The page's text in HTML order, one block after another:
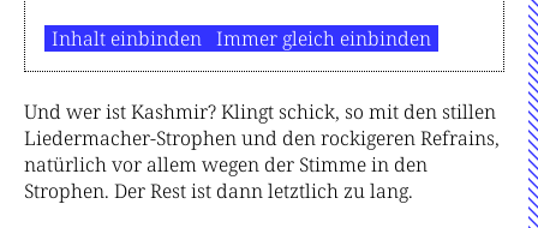
Inhalt einbinden Immer gleich einbinden
Und wer ist Kashmir? Klingt schick, so mit den stillen
Liedermacher-Strophen und den rockigeren Refrains,
natürlich vor allem wegen der Stimme in den
Strophen. Der Rest ist dann letztlich zu lang.